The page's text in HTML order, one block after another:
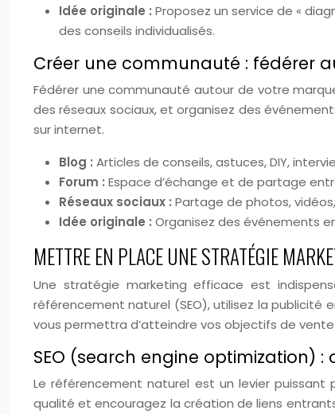
Idée originale : Proposez un service de «
des conseils individualisés.
Créer une communauté : fédérer
Fédérer une communauté autour de votre
des réseaux sociaux, et organisez des
sur internet.
Blog : Articles de conseils, astuces, DIY,
Forum : Espace d’échange et de partage
Réseaux sociaux : Partage de photos,
Idée originale : Organisez des événements
METTRE EN PLACE UNE STRATÉGIE
Une stratégie marketing efficace est
référencement naturel (SEO), utilisez la publicité
vous permettra d’atteindre vos objectifs de
SEO (search engine optimization)
Le référencement naturel est un levier
qualité et encouragez la création de liens